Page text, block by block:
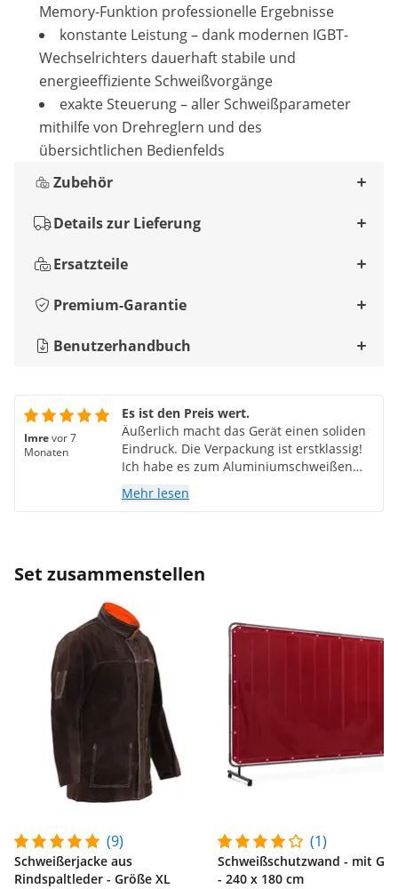
Memory-Funktion professionelle Ergebnisse
konstante Leistung – dank modernen IGBT-
Wechselrichters dauerhaft stabile und
energieeffiziente Schweißvorgänge
exakte Steuerung – aller Schweißparameter
mithilfe von Drehreglern und des
übersichtlichen Bedienfelds
Zubehör
Details zur Lieferung
Ersatzteile
Premium-Garantie
Benutzerhandbuch
Imrevor 7
Monaten
Es ist den Preis wert.
Äußerlich macht das Gerät einen soliden
Eindruck. Die Verpackung ist erstklassig!
Ich habe es zum Aluminiumschweißen
gekauft. Man kann damit schweißen,
natürlich ist es kein Profigerät, aber der
gewöhnt sich daran. Die 26-Zoll-
A Wechselstrom ist diese Größe nötig,
wenn keine Wasserkühlung vorhanden
ist. Ich bin zuversichtlich, dass sie lange
halten wird.
Mehr lesen
Set zusammenstellen
(9)
Schweißerjacke aus
Rindspaltleder - Größe XL
(1)
Schweißschutzwand - mit
- 240 x 180 cm